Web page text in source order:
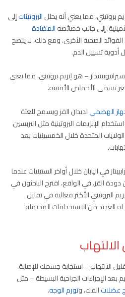
البروتيناتإلى
إلى جانب خصائصهالمضادة
الصحية الأخرى. ومع ذلك، لا ينصح
أدوية تسييل الدم.
– هو إنزيم بروتيني، مما يعني
تسمى الأحماض الأمينية.
الهضميلديدان القز ويسمح للعثة
الإنزيمات البروتينية مثل التربسين
المتحدة خلال الخمسينيات بعد
في اليابان خلال أواخر الستينيات عندما
دودة القز. في الواقع، اقترح الباحثون في
البروتيني الأكثر فعالية في تقليل
العديد من الاستخدامات المحتملة
الالتهاب – استجابة جسمك للإصابة.
بعد الإجراءات الجراحية البسيطة – مثل
عضلاتالفك، وتورم الوجه.